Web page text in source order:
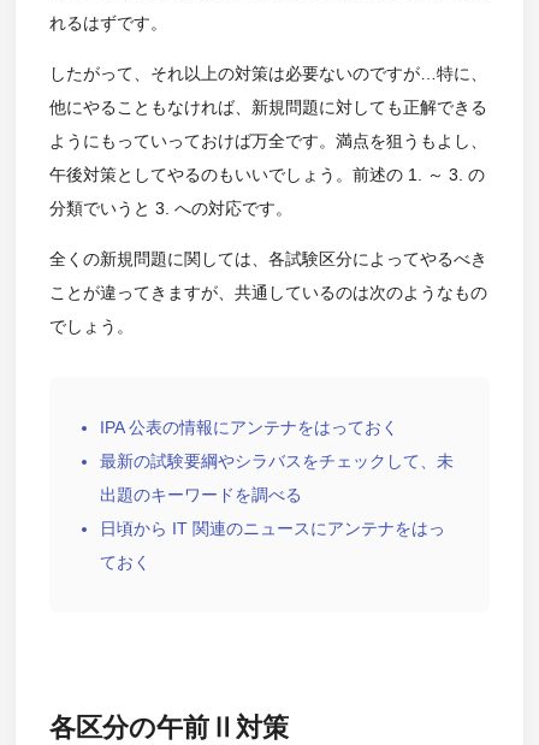
れるはずです。
したがって、それ以上の対策は必要ないのですが…特に、
他にやることもなければ、新規問題に対しても正解できる
ようにもっていっておけば万全です。満点を狙うもよし、
午後対策としてやるのもいいでしょう。前述の 1. ～ 3. の
分類でいうと 3. への対応です。
全くの新規問題に関しては、各試験区分によってやるべき
ことが違ってきますが、共通しているのは次のようなもの
でしょう。
IPA 公表の情報にアンテナをはっておく
最新の試験要綱やシラバスをチェックして、未
出題のキーワードを調べる
日頃から IT 関連のニュースにアンテナをはっ
ておく
各区分の午前Ⅱ対策